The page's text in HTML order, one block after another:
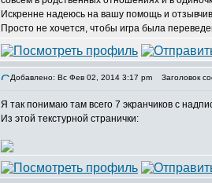
Искренне надеюсь на вашу помощь и
Просто не хочется, чтобы игра была
Добавлено: Вс Фев 02, 2014 3:17 pm Заголовок
Я так понимаю там всего 7 экранчиков с
Из этой текстурной странички: